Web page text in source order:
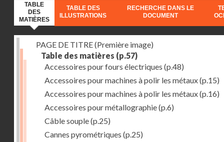
TABLE
DES
MATIÈRES
TABLE DES
ILLUSTRATIONS
RECHERCHE DANS LE
DOCUMENT
PAGE DE TITRE (Première image)
Table des matières (p.57)
Accessoires pour fours électriques (p.48)
Accessoires pour machines à polir les métaux(p.15)
Accessoires pour machines à polir les métaux(p.16)
Accessoires pour métallographie(p.6)
Câble souple(p.25)
Cannes pyrométriques (p.25)